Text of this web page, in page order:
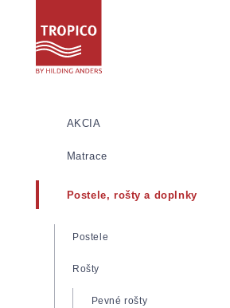
AKCIA
Matrace
Matrace z pamäťovej/lenivej peny
Matrace zo studenej peny
Pružinové matrace
Latexové matrace
Postele, rošty a doplnky
Postele
Rošty
Pevné rošty